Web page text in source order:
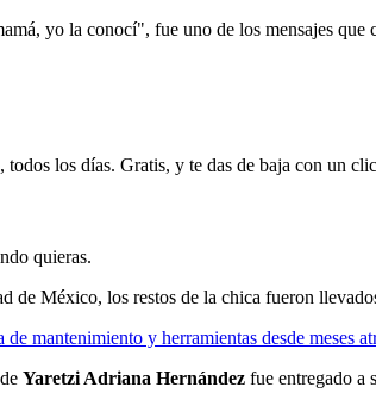
yo la conocí", fue uno de los mensajes que
los días. Gratis, y te das de baja con un
quieras.
México, los restos de la chica fueron
mantenimiento y herramientas desde meses
Yaretzi Adriana Hernández fue entregado a